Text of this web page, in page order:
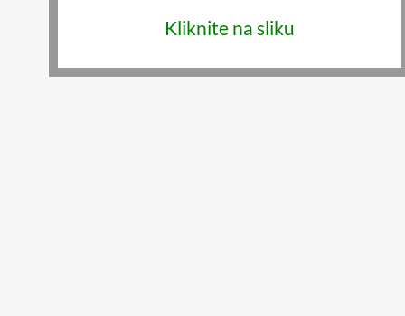
Kliknite na sliku